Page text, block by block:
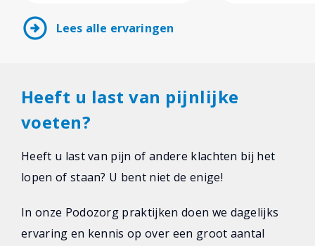
arrow_circle_right Lees alle ervaringen
Heeft u last van pijnlijke
voeten?
Heeft u last van pijn of andere klachten bij het
lopen of staan? U bent niet de enige!
In onze Podozorg praktijken doen we dagelijks
ervaring en kennis op over een groot aantal